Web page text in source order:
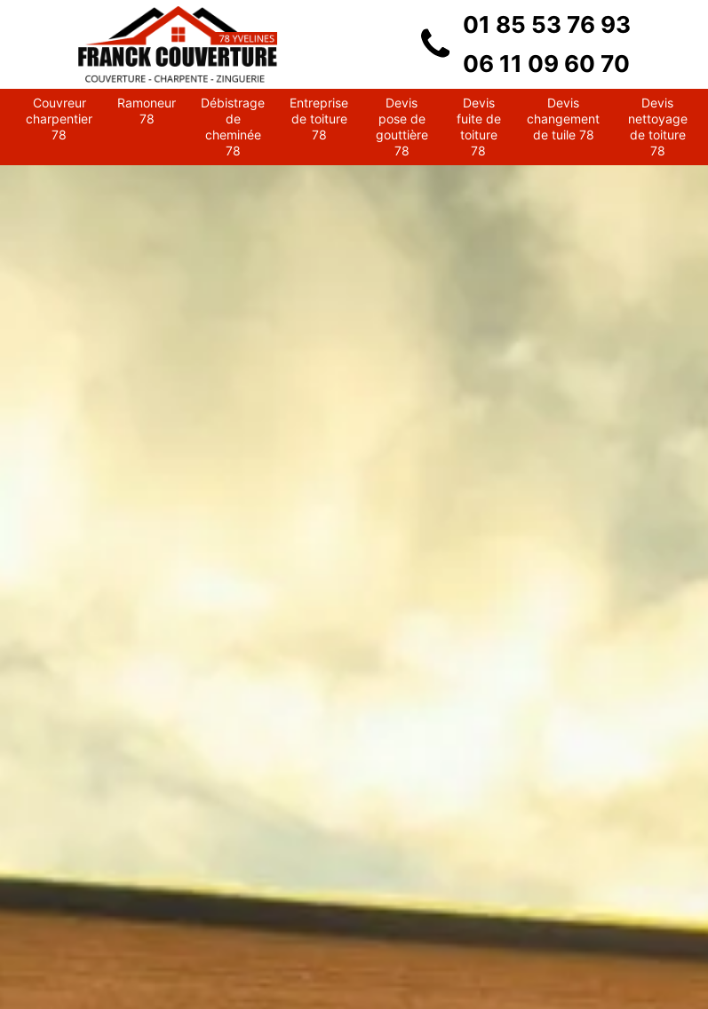
01 85 53 76 93
06 11 09 60 70
Couvreur
charpentier
78
Ramoneur
78
Débistrage
de
cheminée
78
Entreprise
de toiture
78
Devis
pose de
gouttière
78
Devis
fuite de
toiture
78
Devis
changement
de tuile 78
Devis
nettoyage
de toiture
78